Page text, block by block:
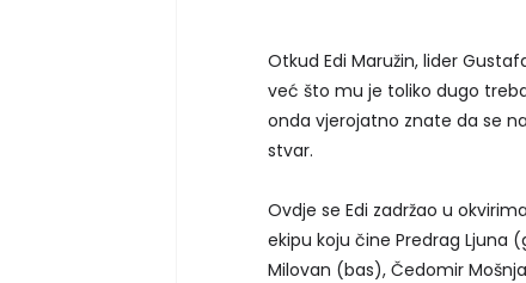
Otkud Edi Maružin, lider
već što mu je toliko dugo
onda vjerojatno znate da se
stvar.
Ovdje se Edi zadržao u
ekipu koju čine Predrag Ljuna
Milovan (bas), Čedomir